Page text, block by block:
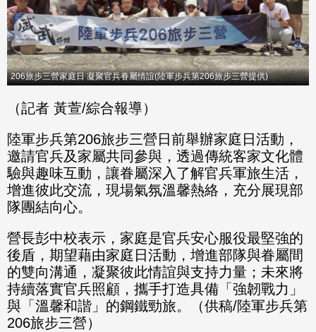
206旅步三營家庭日 凝聚官兵眷屬情誼(陸軍步兵第206旅步三營提供)
（記者 黃萱/綜合報導）
陸軍步兵第206旅步三營日前舉辦家庭日活動，
邀請官兵及家屬共同參與，透過傳統客家文化體
驗與趣味互動，讓眷屬深入了解官兵軍旅生活，
增進彼此交流，現場氣氛溫馨熱絡，充分展現部
隊團結向心。
營長彭中校表示，家庭是官兵安心服役最堅強的
後盾，期望藉由家庭日活動，增進部隊與眷屬間
的雙向溝通，凝聚彼此情誼與支持力量；未來將
持續落實官兵照顧，攜手打造具備「強韌戰力」
與「溫馨和諧」的鋼鐵勁旅。（供稿/陸軍步兵第
206旅步三營）